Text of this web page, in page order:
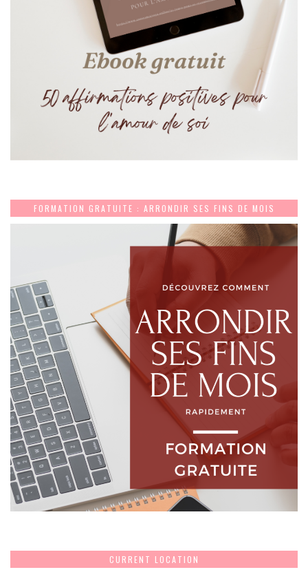
FORMATION GRATUITE : ARRONDIR SES FINS DE MOIS
CURRENT LOCATION